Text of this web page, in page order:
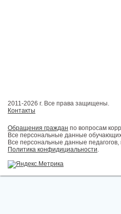
2011-2026 г. Все права защищены.
Контакты
Обращения граждан по вопросам
Все персональные данные
Все персональные данные
Политика конфидициальности.